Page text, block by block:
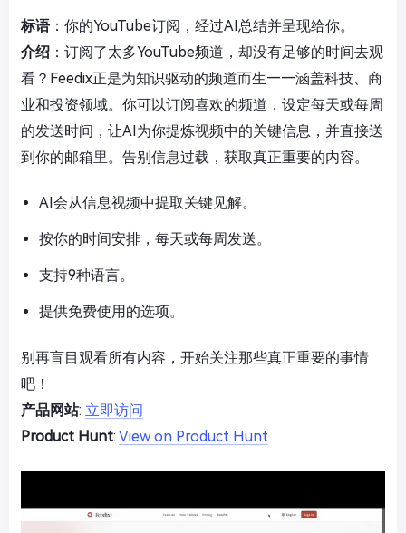
标语：你的YouTube订阅，经过AI总结并呈现给你。
介绍 ：订阅了太多YouTube频道，却没有足够的时间去观
看？Feedix正是为知识驱动的频道而生——涵盖科技、商
业和投资领域。你可以订阅喜欢的频道，设定每天或每周
的发送时间，让AI为你提炼视频中的关键信息，并直接送
到你的邮箱里。告别信息过载，获取真正重要的内容。
AI会从信息视频中提取关键见解。
按你的时间安排，每天或每周发送。
支持9种语言。
提供免费使用的选项。
别再盲目观看所有内容，开始关注那些真正重要的事情
吧！
产品网站: 立即访问
Product Hunt: View on Product Hunt